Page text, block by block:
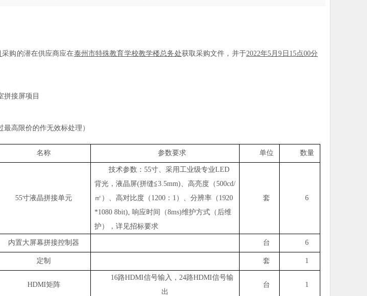
采购 的潜在供应商应在泰州市特殊教育学校教学楼总务处获取采购文件，并于2022年5月9日15点00分
拼接屏项目
高限价的作无效标处理）
名称 参数要求 单位 数量
55寸液晶拼接单元
技术参数：55寸、采用工业级专业LED
背光，液晶屏(拼缝≦3.5mm)、高亮度（500cd/
㎡）、高对比度（1200：1）、分辨率（1920
*1080 8bit), 响应时间（8ms)维护方式（后维
护），详见招标要求
套 6
内置大屏幕拼接控制器 台 6
定制 套 1
HDMI矩阵
16路HDMI信号输入，24路HDMI信号输
出
台 1